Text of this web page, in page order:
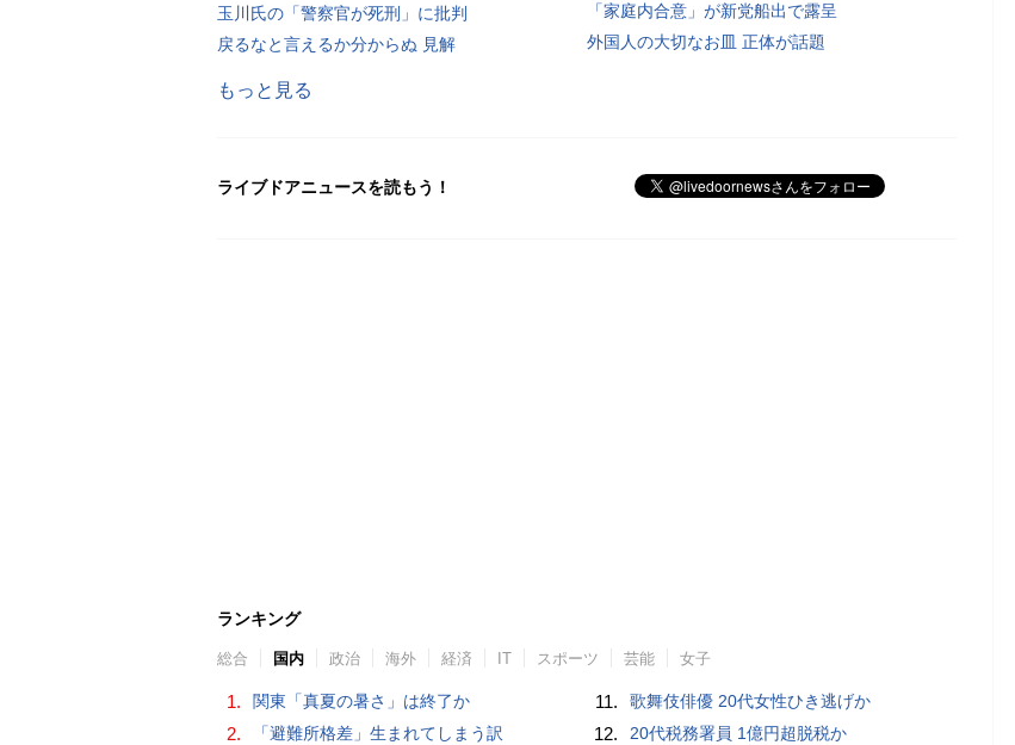
玉川氏の「警察官が死刑」に批判
戻るなと言えるか分からぬ 見解
「家庭内合意」が新党船出で露呈
外国人の大切なお皿 正体が話題
もっと見る
ライブドアニュースを読もう！
ランキング
総合 国内 政治 海外 経済 IT スポーツ 芸能 女子
1. 関東「真夏の暑さ」は終了か
2. 「避難所格差」生まれてしまう訳
11. 歌舞伎俳優 20代女性ひき逃げか
12. 20代税務署員 1億円超脱税か